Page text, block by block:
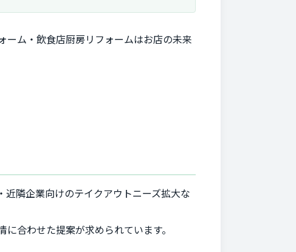
ーム・飲食店厨房リフォームはお店の未来
隣企業向けのテイクアウトニーズ拡大な
合わせた提案が求められています。